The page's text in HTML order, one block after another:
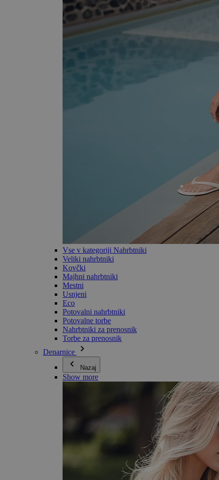
Vse v kategoriji Nahrbtniki
Veliki nahrbtniki
Kovčki
Majhni nahrbtniki
Mestni
Usnjeni
Eco
Potovalni nahrbtniki
Potovalne torbe
Nahrbtniki za prenosnik
Torbe za prenosnik
Denarnice
Nazaj
Show more